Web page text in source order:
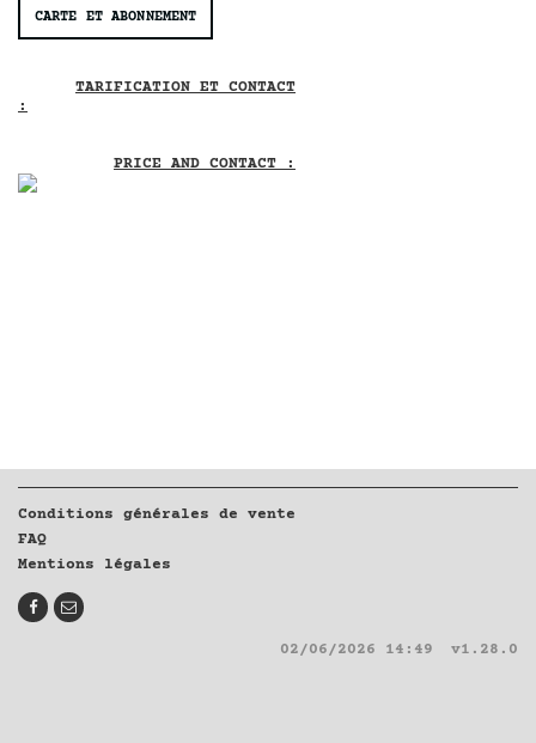
CARTE ET ABONNEMENT
TARIFICATION ET CONTACT
:
PRICE AND CONTACT :
Conditions générales de vente
FAQ
Mentions légales
02/06/2026 14:49 v1.28.0